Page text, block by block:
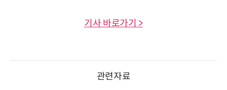
기사 바로가기 >
관련자료